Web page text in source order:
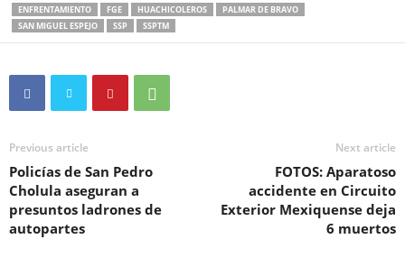
ENFRENTAMIENTO
FGE HUACHICOLEROS
PALMAR DE BRAVO
SAN MIGUEL ESPEJO
SSP SSPTM
Previous article
Policías de San Pedro
Cholula aseguran a
presuntos ladrones de
autopartes
Next article
FOTOS: Aparatoso
accidente en Circuito
Exterior Mexiquense deja
6 muertos